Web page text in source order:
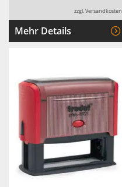
zzgl. Versandkosten
Mehr Details